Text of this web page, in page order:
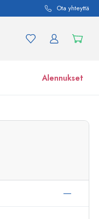
Ota yhteyttä
Alennukset